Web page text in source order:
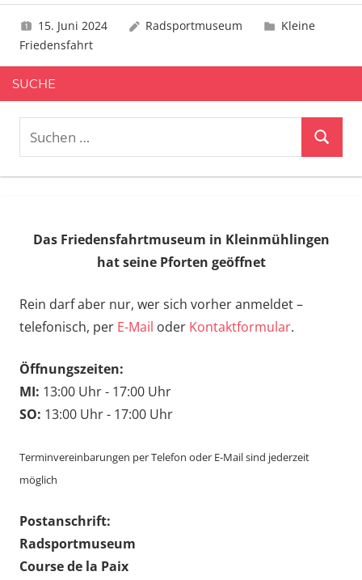
15. Juni 2024 Radsportmuseum
Kleine
Friedensfahrt
SUCHE
Suchen
Suchen
Das Friedensfahrtmuseum in Kleinmühlingen
hat seine Pforten geöffnet
Rein darf aber nur, wer sich vorher anmeldet –
telefonisch, per E-Mail oder Kontaktformular.
Öffnungszeiten:
MI: 13:00 Uhr - 17:00 Uhr
SO: 13:00 Uhr - 17:00 Uhr
Terminvereinbarungen per Telefon oder E-Mail sind jederzeit
möglich
Postanschrift:
Radsportmuseum
Course de la Paix